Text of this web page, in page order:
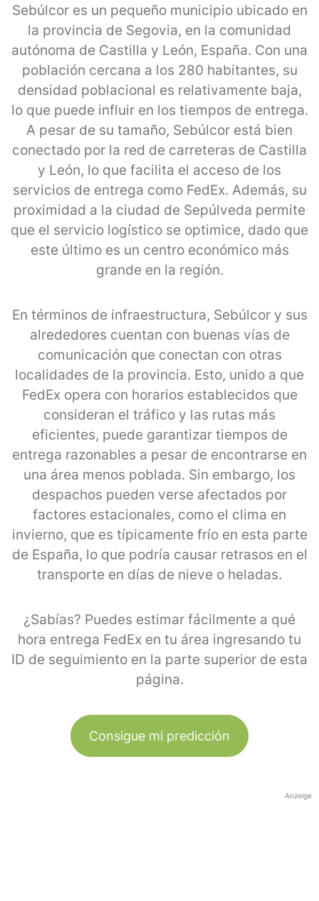
Sebúlcor es un pequeño municipio ubicado en
la provincia de Segovia, en la comunidad
autónoma de Castilla y León, España. Con una
población cercana a los 280 habitantes, su
densidad poblacional es relativamente baja,
lo que puede influir en los tiempos de entrega.
A pesar de su tamaño, Sebúlcor está bien
conectado por la red de carreteras de Castilla
y León, lo que facilita el acceso de los
servicios de entrega como FedEx. Además, su
proximidad a la ciudad de Sepúlveda permite
que el servicio logístico se optimice, dado que
este último es un centro económico más
grande en la región.
En términos de infraestructura, Sebúlcor y sus
alrededores cuentan con buenas vías de
comunicación que conectan con otras
localidades de la provincia. Esto, unido a que
FedEx opera con horarios establecidos que
consideran el tráfico y las rutas más
eficientes, puede garantizar tiempos de
entrega razonables a pesar de encontrarse en
una área menos poblada. Sin embargo, los
despachos pueden verse afectados por
factores estacionales, como el clima en
invierno, que es típicamente frío en esta parte
de España, lo que podría causar retrasos en el
transporte en días de nieve o heladas.
¿Sabías? Puedes estimar fácilmente a qué
hora entrega FedEx en tu área ingresando tu
ID de seguimiento en la parte superior de esta
página.
Consigue mi predicción
Anzeige